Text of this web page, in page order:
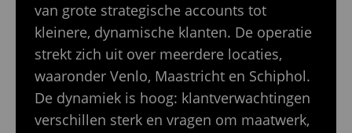
van grote strategische accounts tot
kleinere, dynamische klanten. De operatie
strekt zich uit over meerdere locaties,
waaronder Venlo, Maastricht en Schiphol.
De dynamiek is hoog: klantverwachtingen
verschillen sterk en vragen om maatwerk,